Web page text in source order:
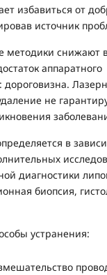
избавиться от
источник
методики снижают
аппаратного
дороговизна.
не
в
диагностики
биопсия,
устранения: